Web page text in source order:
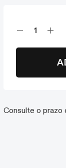
Consulte o prazo